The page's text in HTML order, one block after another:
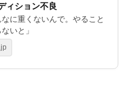
ィション不良
に重くないんで。やること
いと」